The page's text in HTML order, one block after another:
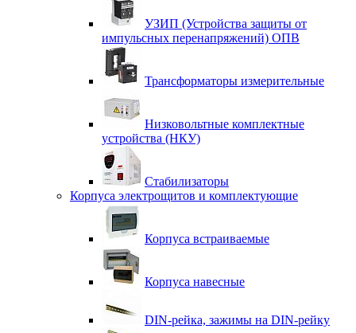
УЗИП (Устройства защиты от
импульсных перенапряжений) ОПВ
Трансформаторы измерительные
Низковольтные комплектные
устройства (НКУ)
Стабилизаторы
Корпуса электрощитов и комплектующие
Корпуса встраиваемые
Корпуса навесные
DIN-рейка, зажимы на DIN-рейку